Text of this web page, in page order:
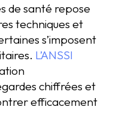
de santé repose
techniques et
s’imposent
L’ANSSI
chiffrées et
efficacement